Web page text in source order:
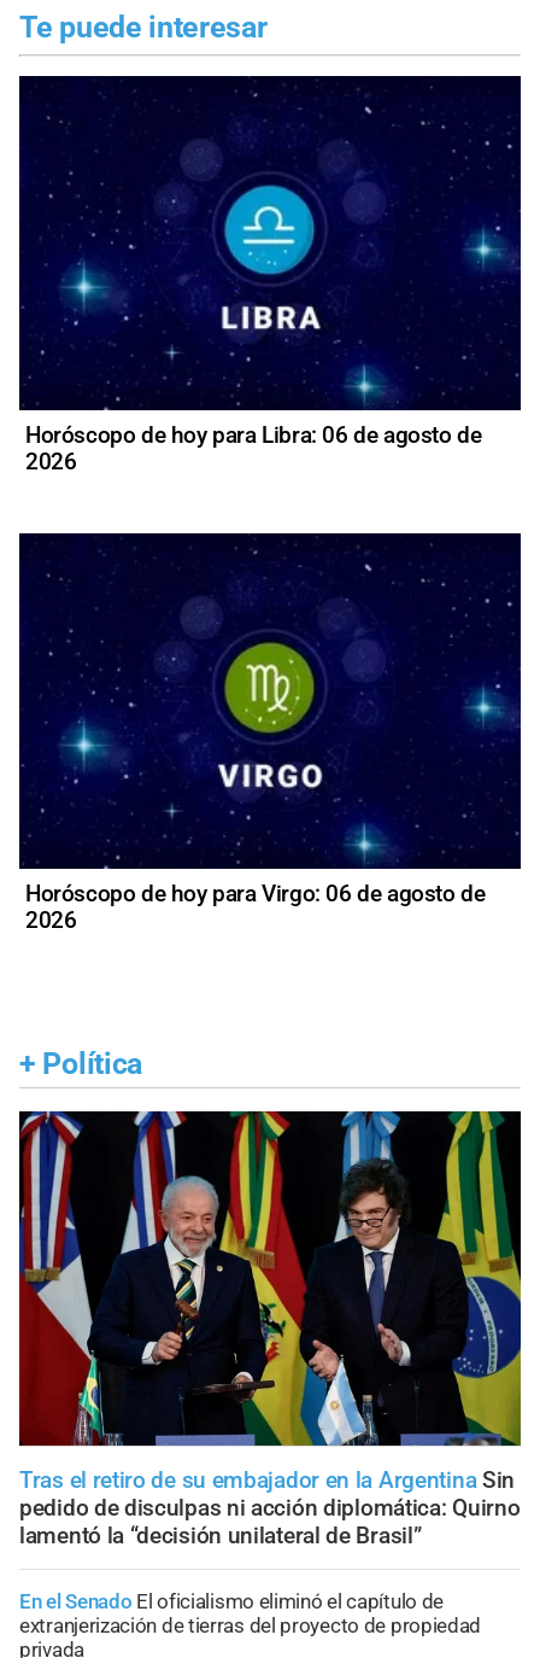
Te puede interesar
Horóscopo de hoy para Libra: 06 de agosto de
2026
Horóscopo de hoy para Virgo: 06 de agosto de
2026
+ Política
Tras el retiro de su embajador en la Argentina Sin
pedido de disculpas ni acción diplomática: Quirno
lamentó la “decisión unilateral de Brasil”
En el Senado El oficialismo eliminó el capítulo de
extranjerización de tierras del proyecto de propiedad
privada